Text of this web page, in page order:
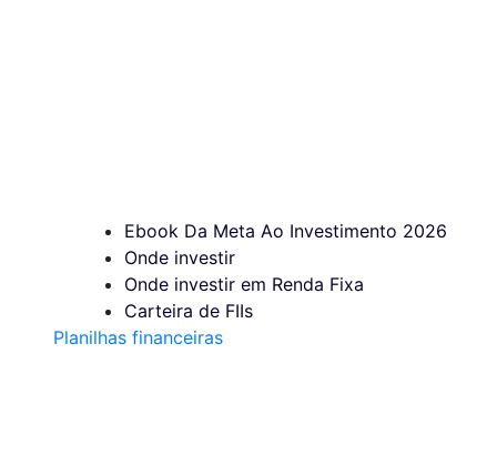
Ebook Da Meta Ao Investimento 2026
Onde investir
Onde investir em Renda Fixa
Carteira de FIIs
Planilhas financeiras